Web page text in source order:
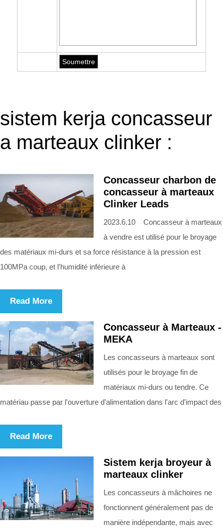
sistem kerja concasseur
a marteaux clinker :
Concasseur charbon de
concasseur à marteaux
Clinker Leads
2023.6.10 Concasseur à marteaux
à vendre est utilisé pour le broyage
des matériaux mi-durs et sa force résistance à la pression est
100MPa coup, et l'humidité inférieure à
Read More
Concasseur à Marteaux -
MEKA
Les concasseurs à marteaux sont
utilisés pour le broyage fin de
matériaux mi-durs ou tendre. Ce
matériau passe par l'ouverture d'alimentation dans l'arc d'impact des
Read More
Sistem kerja broyeur à
marteaux clinker
Les concasseurs à mâchoires ne
fonctionnent généralement pas de
manière indépendante, mais avec